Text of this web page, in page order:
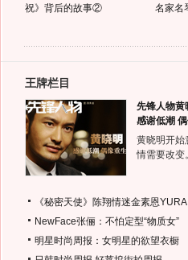
祝》背后的故事②
名家名
王牌栏目
先锋人物黄
感谢低潮
黄晓明开始
情需要改
《秘密天使》陈翔情迷金素恩YURA
NewFace张俪：不怕定型“物质女”
明星时尚周报：女明星的欲望衣橱